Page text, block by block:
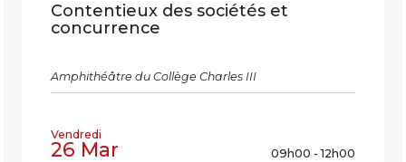
Contentieux des sociétés et
concurrence
Amphithéâtre du Collège Charles III
Vendredi
26 Mar 09h00 - 12h00